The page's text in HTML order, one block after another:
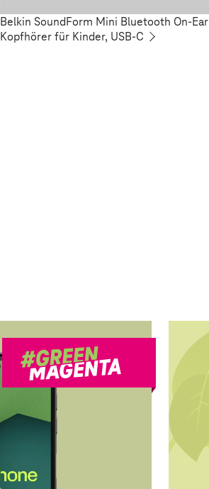
Belkin SoundForm Mini Bluetooth On-Ear
Kopfhörer für Kinder, USB-C